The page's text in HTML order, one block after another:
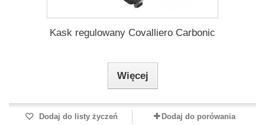
Kask regulowany Covalliero Carbonic
Więcej
Dodaj do listy życzeń Dodaj do porówania